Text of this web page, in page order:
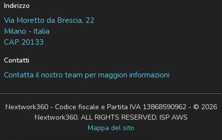
Indirizzo
Via Moretto da Brescia, 22
Milano - Italia
CAP 20133
Contatti
Contatta il nostro team per maggiori informazioni
Nextwork360 - Codice fiscale e Partita IVA 13868590962 - © 2026
Nextwork360. ALL RIGHTS RESERVED. ISP AWS
Mappa del sito